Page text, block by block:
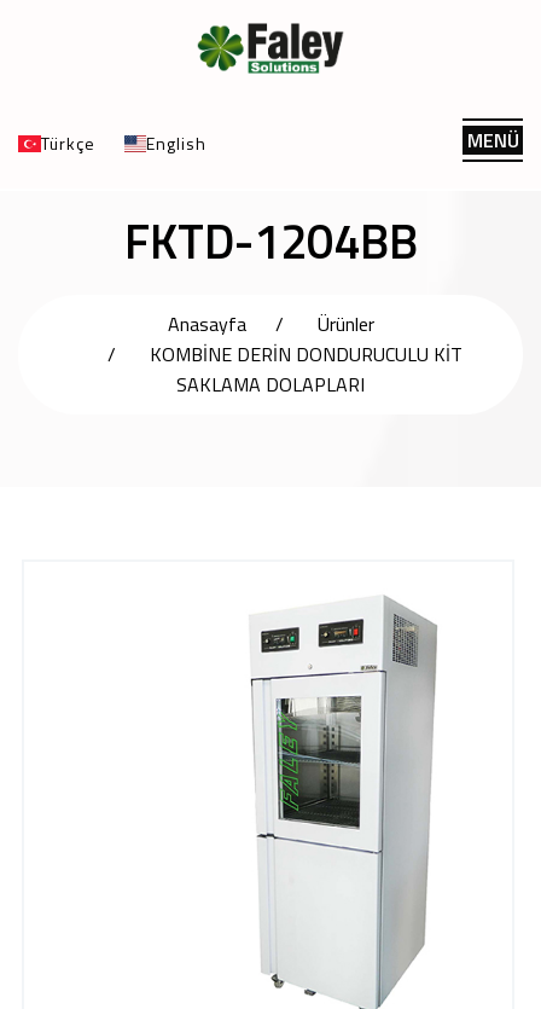
Türkçe English MENÜ
FKTD-1204BB
Anasayfa
Ürünler
KOMBİNE DERİN DONDURUCULU KİT
SAKLAMA DOLAPLARI